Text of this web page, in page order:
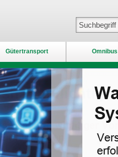
Gütertransport Omnibus